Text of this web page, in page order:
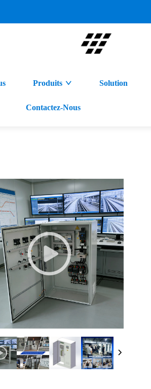
Produits Solution
Contactez-Nous